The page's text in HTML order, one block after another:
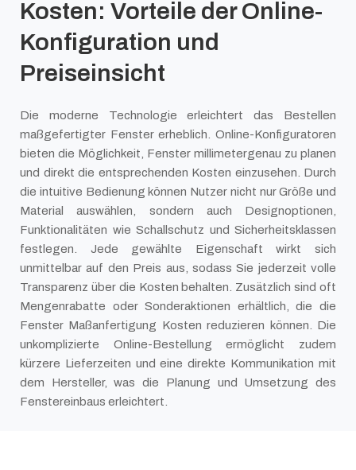
Kosten: Vorteile der Online-
Konfiguration und
Preiseinsicht
Die moderne Technologie erleichtert das Bestellen
maßgefertigter Fenster erheblich. Online-Konfiguratoren
bieten die Möglichkeit, Fenster millimetergenau zu planen
und direkt die entsprechenden Kosten einzusehen. Durch
die intuitive Bedienung können Nutzer nicht nur Größe und
Material auswählen, sondern auch Designoptionen,
Funktionalitäten wie Schallschutz und Sicherheitsklassen
festlegen. Jede gewählte Eigenschaft wirkt sich
unmittelbar auf den Preis aus, sodass Sie jederzeit volle
Transparenz über die Kosten behalten. Zusätzlich sind oft
Mengenrabatte oder Sonderaktionen erhältlich, die die
Fenster Maßanfertigung Kosten reduzieren können. Die
unkomplizierte Online-Bestellung ermöglicht zudem
kürzere Lieferzeiten und eine direkte Kommunikation mit
dem Hersteller, was die Planung und Umsetzung des
Fenstereinbaus erleichtert.